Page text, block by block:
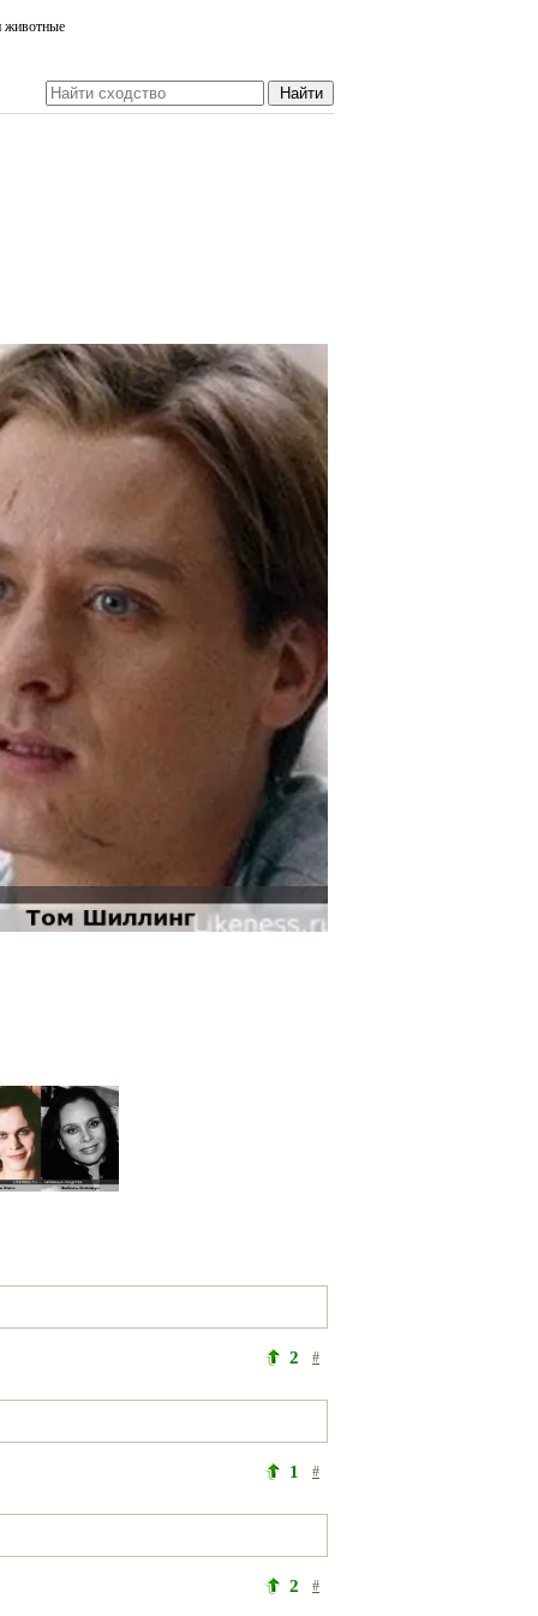
животные
2 #
1 #
2 #